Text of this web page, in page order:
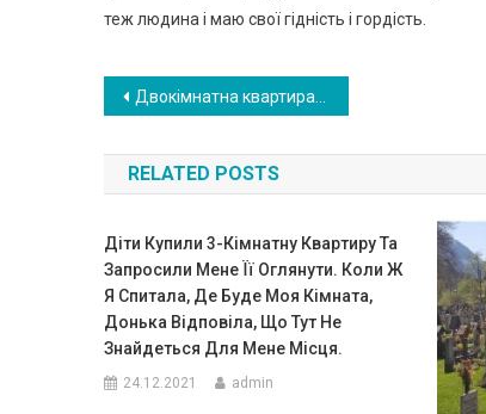
теж людина і маю свої гідність і гордість.
Навигация
по
записям
Двокімнатна квартира за мішок картоплі. Наха бна свекруха вирішила, що я повинна відписати їй свою двушку
RELATED POSTS
Діти Купили 3-Кімнатну Квартиру Та
Запросили Мене Її Оглянути. Коли Ж
Я Спитала, Де Буде Моя Кімната,
Донька Відповіла, Що Тут Не
Знайдеться Для Мене Місця.
24.12.2021 admin